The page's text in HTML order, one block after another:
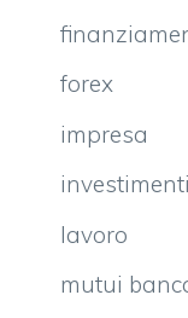
forex
impresa
investimenti
lavoro
mutui